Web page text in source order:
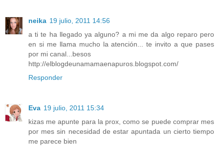
neika 19 julio, 2011 14:56
a ti te ha llegado ya alguno? a mi me da algo reparo pero
en si me llama mucho la atención... te invito a que pases
por mi canal...besos
http://elblogdeunamamaenapuros.blogspot.com/
Responder
Eva 19 julio, 2011 15:34
kizas me apunte para la prox, como se puede comprar mes
por mes sin necesidad de estar apuntada un cierto tiempo
me parece bien